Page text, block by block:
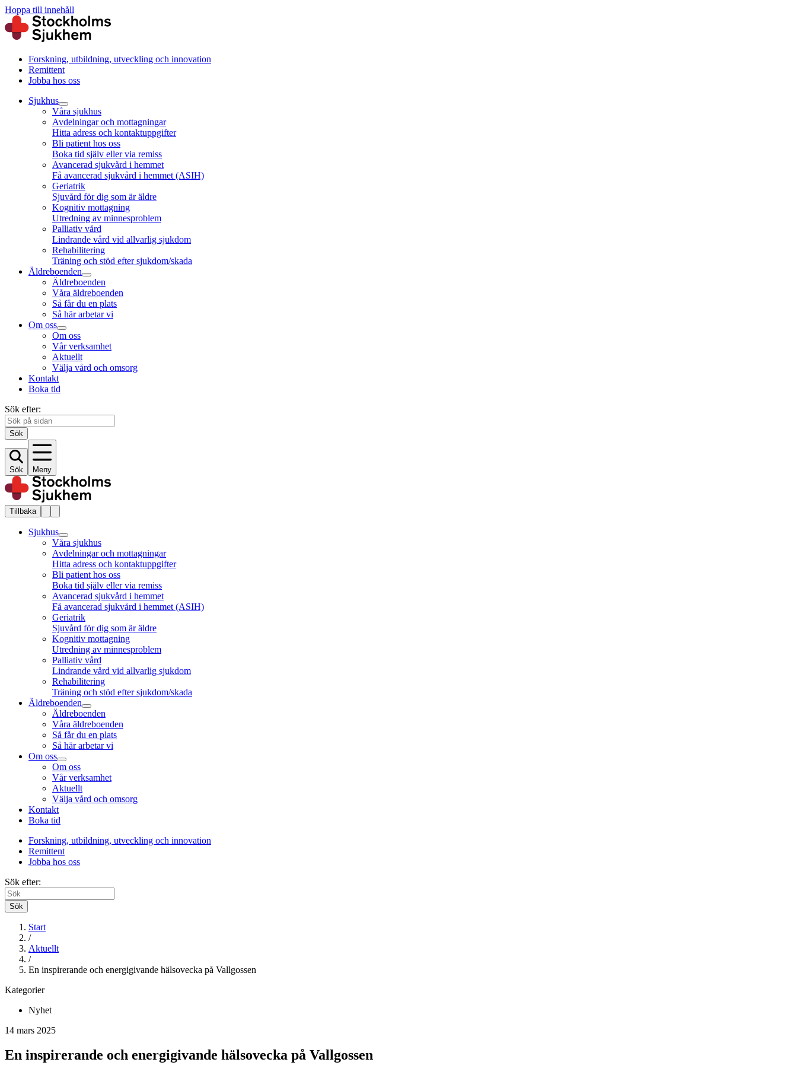
Hoppa till innehåll
Forskning, utbildning, utveckling och innovation
Remittent
Jobba hos oss
Sjukhus
Våra sjukhus
Avdelningar och mottagningar
Hitta adress och kontaktuppgifter
Bli patient hos oss
Boka tid själv eller via remiss
Avancerad sjukvård i hemmet
Få avancerad sjukvård i hemmet (ASIH)
Geriatrik
Sjuvård för dig som är äldre
Kognitiv mottagning
Utredning av minnesproblem
Palliativ vård
Lindrande vård vid allvarlig sjukdom
Rehabilitering
Träning och stöd efter sjukdom/skada
Äldreboenden
Äldreboenden
Våra äldreboenden
Så får du en plats
Så här arbetar vi
Om oss
Om oss
Vår verksamhet
Aktuellt
Välja vård och omsorg
Kontakt
Boka tid
Sök efter:
Sök
Sök Meny
Tillbaka
Sjukhus
Våra sjukhus
Avdelningar och mottagningar
Hitta adress och kontaktuppgifter
Bli patient hos oss
Boka tid själv eller via remiss
Avancerad sjukvård i hemmet
Få avancerad sjukvård i hemmet (ASIH)
Geriatrik
Sjuvård för dig som är äldre
Kognitiv mottagning
Utredning av minnesproblem
Palliativ vård
Lindrande vård vid allvarlig sjukdom
Rehabilitering
Träning och stöd efter sjukdom/skada
Äldreboenden
Äldreboenden
Våra äldreboenden
Så får du en plats
Så här arbetar vi
Om oss
Om oss
Vår verksamhet
Aktuellt
Välja vård och omsorg
Kontakt
Boka tid
Forskning, utbildning, utveckling och innovation
Remittent
Jobba hos oss
Sök efter:
Sök
Start
/
Aktuellt
/
En inspirerande och energigivande hälsovecka på Vallgossen
Kategorier
Nyhet
14 mars 2025
En inspirerande och energigivande hälsovecka på Vallgossen